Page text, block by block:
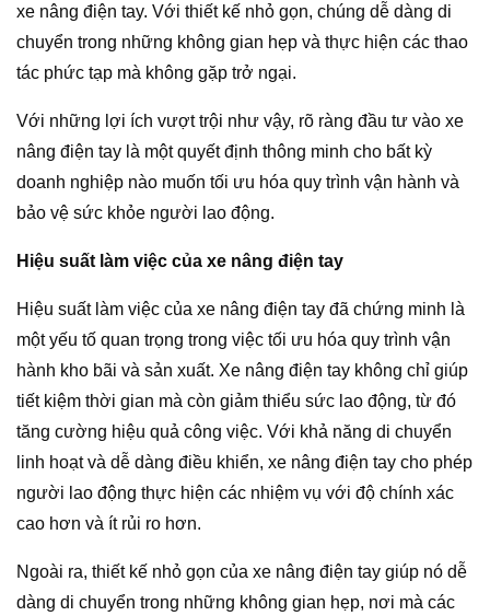
xe nâng điện tay. Với thiết kế nhỏ gọn, chúng dễ dàng di
chuyển trong những không gian hẹp và thực hiện các thao
tác phức tạp mà không gặp trở ngại.
Với những lợi ích vượt trội như vậy, rõ ràng đầu tư vào xe
nâng điện tay là một quyết định thông minh cho bất kỳ
doanh nghiệp nào muốn tối ưu hóa quy trình vận hành và
bảo vệ sức khỏe người lao động.
Hiệu suất làm việc của xe nâng điện tay
Hiệu suất làm việc của xe nâng điện tay đã chứng minh là
một yếu tố quan trọng trong việc tối ưu hóa quy trình vận
hành kho bãi và sản xuất. Xe nâng điện tay không chỉ giúp
tiết kiệm thời gian mà còn giảm thiểu sức lao động, từ đó
tăng cường hiệu quả công việc. Với khả năng di chuyển
linh hoạt và dễ dàng điều khiển, xe nâng điện tay cho phép
người lao động thực hiện các nhiệm vụ với độ chính xác
cao hơn và ít rủi ro hơn.
Ngoài ra, thiết kế nhỏ gọn của xe nâng điện tay giúp nó dễ
dàng di chuyển trong những không gian hẹp, nơi mà các